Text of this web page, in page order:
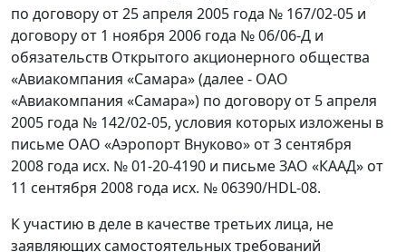
по договору от 25 апреля 2005 года № 167/02-05 и
договору от 1 ноября 2006 года № 06/06-Д и
обязательств Открытого акционерного общества
«Авиакомпания «Самара» (далее - ОАО
«Авиакомпания «Самара») по договору от 5 апреля
2005 года № 142/02-05, условия которых изложены в
письме ОАО «Аэропорт Внуково» от 3 сентября
2008 года исх. № 01-20-4190 и письме ЗАО «КААД» от
11 сентября 2008 года исх. № 06390/HDL-08.
К участию в деле в качестве третьих лица, не
заявляющих самостоятельных требований